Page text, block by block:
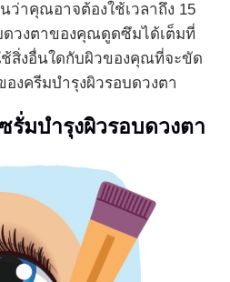
ว่าคุณอาจต้องใช้เวลาถึง 15
ดวงตาของคุณดูดซึมได้เต็มที่
สิ่งอื่นใดกับผิวของคุณที่จะขัด
งครีมบำรุงผิวรอบดวงตา
รั่มบำรุงผิวรอบดวงตา